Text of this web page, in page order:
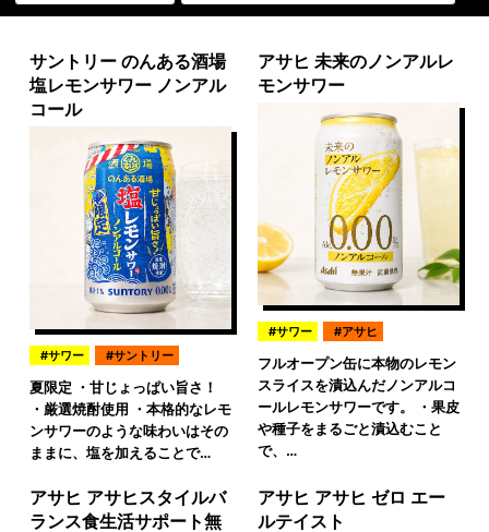
サントリー のんある酒場
塩レモンサワー ノンアル
コール
サワー サントリー
夏限定 ・甘じょっぱい旨さ！
・厳選焼酎使用 ・本格的なレモ
ンサワーのような味わいはその
ままに、塩を加えることで…
アサヒ 未来のノンアルレ
モンサワー
サワー アサヒ
フルオープン缶に本物のレモン
スライスを漬込んだノンアルコ
ールレモンサワーです。 ・果皮
や種子をまるごと漬込むこと
で、…
アサヒ アサヒスタイルバ
ランス食生活サポート無
アサヒ アサヒ ゼロ エー
ルテイスト